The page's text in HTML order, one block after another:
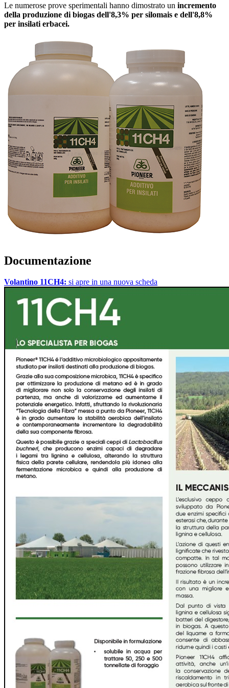
Le numerose prove sperimentali hanno dimostrato un incremento
della produzione di biogas dell'8,3% per silomais e dell'8,8%
per insilati erbacei.
Documentazione
Volantino 11CH4: si apre in una nuova scheda